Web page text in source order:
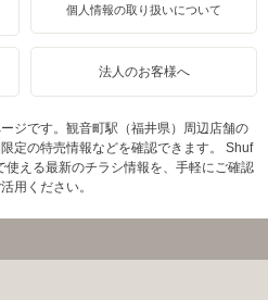
個人情報の取り扱いについて
法人のお客様へ
ジです。観音町駅（福井県）周辺店舗の
定の特売情報などを確認できます。 Shuf
える最新のチラシ情報を、手軽にご確認
用ください。